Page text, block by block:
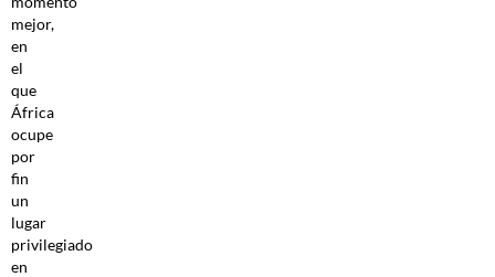
mejor,
en
el
que
África
ocupe
por
fin
un
lugar
privilegiado
en